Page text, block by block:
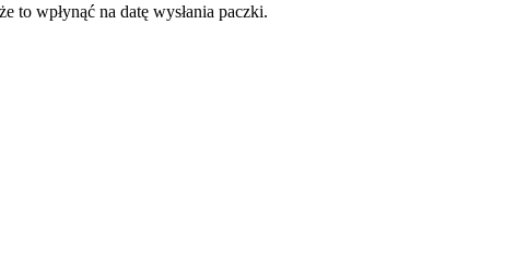
to wpłynąć na datę wysłania paczki.